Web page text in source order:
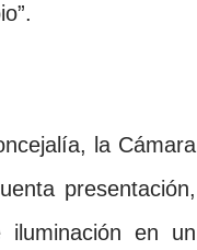
, la Cámara
presentación,
iluminación en un